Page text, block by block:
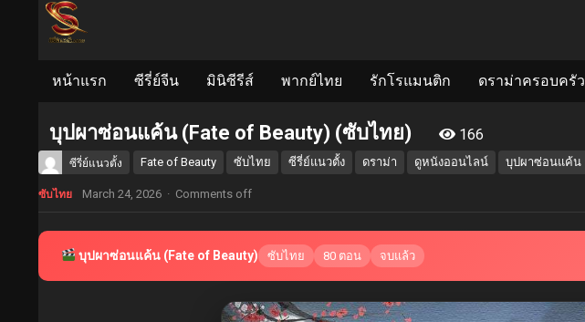
หน้าแรก ซีรี่ย์จีน มินิซีรีส์ พากย์ไทย รักโรแมนติก ดราม่าครอบครัว
บุปผาซ่อนแค้น (Fate of Beauty) (ซับไทย) 166
ซีรี่ย์แนวตั้ง Fate of Beauty ซับไทย ซีรี่ย์แนวตั้ง ดราม่า ดูหนังออนไลน์ บุปผาซ่อนแค้น
ซับไทย March 24, 2026 · Comments off
บุปผาซ่อนแค้น (Fate of Beauty) ซับไทย 80 ตอน จบแล้ว